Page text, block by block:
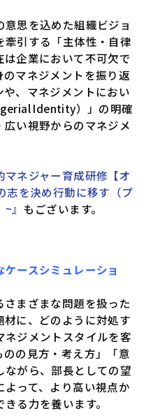
思を込めた組織ビジョ
牽引する「主体性・自律
企業において不可欠で
マネジメントを振り返
、マネジメントにおい
Identity）」の明確
い視野からのマネジメ
マネジャー育成研修【オ
志を決め行動に移す（プ
』 もございます。
ースシミュレーショ
まざまな問題を扱った
に、どのように対処す
ネジメントスタイルを客
の見方・考え方」「意
がら、部長としての望
って、より高い視点か
る力を養います。